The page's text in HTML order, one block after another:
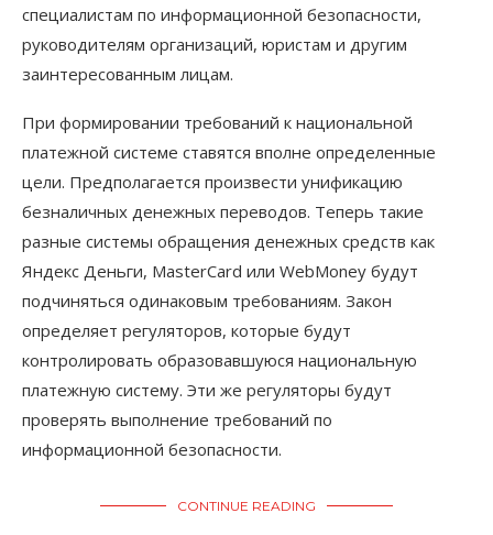
специалистам по информационной безопасности,
руководителям организаций, юристам и другим
заинтересованным лицам.
При формировании требований к национальной
платежной системе ставятся вполне определенные
цели. Предполагается произвести унификацию
безналичных денежных переводов. Теперь такие
разные системы обращения денежных средств как
Яндекс Деньги, MasterCard или WebMoney будут
подчиняться одинаковым требованиям. Закон
определяет регуляторов, которые будут
контролировать образовавшуюся национальную
платежную систему. Эти же регуляторы будут
проверять выполнение требований по
информационной безопасности.
CONTINUE READING